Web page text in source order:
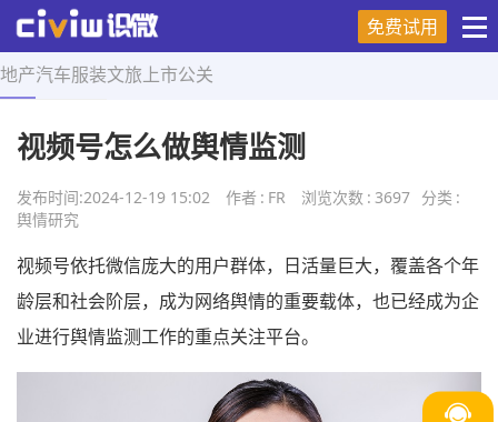
免费试用
地产汽车服装文旅 上市公关
首页 > 舆情研究 > 正文
视频号怎么做舆情监测
发布时间:2024-12-19 15:02 作者 : FR 浏览次数 : 3697 分类 :
舆情研究
视频号依托微信庞大的用户群体，日活量巨大，覆盖各个年
龄层和社会阶层，成为网络舆情的重要载体，也已经成为企
业进行舆情监测工作的重点关注平台。